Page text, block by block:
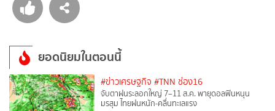
ยอดนิยมในตอนนี้
#ข่าวเศรษฐกิจ #TNN ช่อง16
จับตาฝนระลอกใหญ่ 7–11 ส.ค. พายุดอลฟินหนุน
มรสุม ไทยฝนหนัก-คลื่นทะเลแรง